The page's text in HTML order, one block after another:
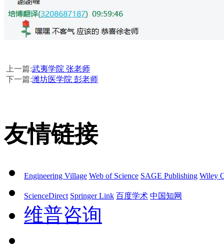
上一篇:武夷学院 张老师
下一篇:潍坊医学院 彭老师
友情链接
Engineering Village Web of Science SAGE Publishing Wiley
ScienceDirect Springer Link 百度学术 中国知网
维普咨询